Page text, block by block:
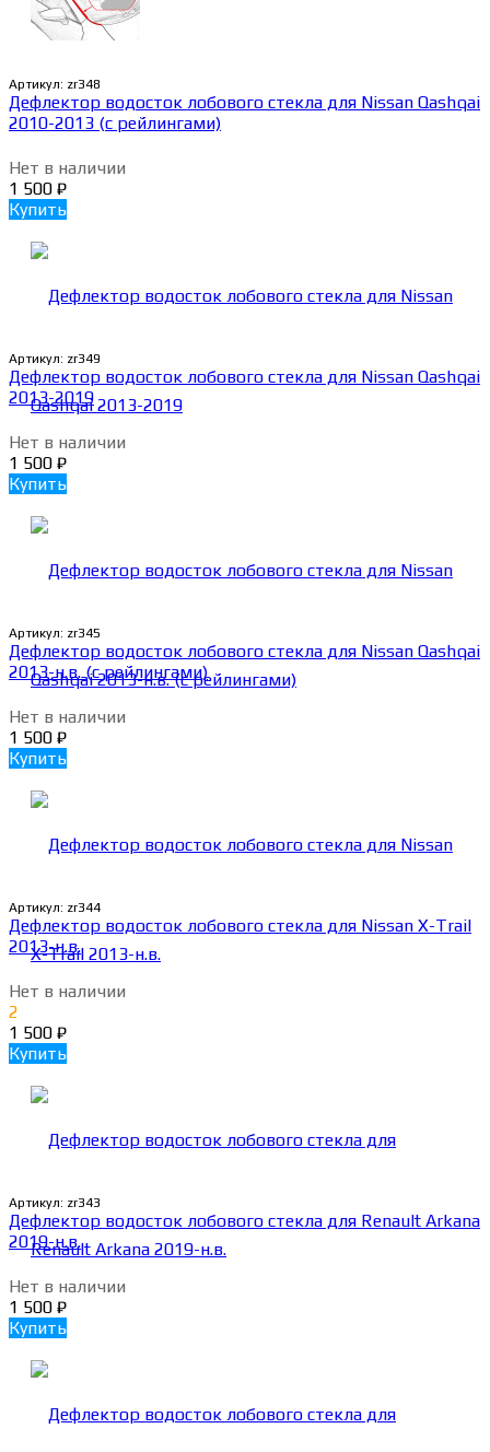
Артикул: zr348
Дефлектор водосток лобового стекла для Nissan Qashqai
2010-2013 (с рейлингами)
Нет в наличии
1 500 ₽
Купить
Артикул: zr349
Дефлектор водосток лобового стекла для Nissan Qashqai
2013-2019
Нет в наличии
1 500 ₽
Купить
Артикул: zr345
Дефлектор водосток лобового стекла для Nissan Qashqai
2013-н.в. (с рейлингами)
Нет в наличии
1 500 ₽
Купить
Артикул: zr344
Дефлектор водосток лобового стекла для Nissan X-Trail
2013-н.в.
Нет в наличии
2
1 500 ₽
Купить
Артикул: zr343
Дефлектор водосток лобового стекла для Renault Arkana
2019-н.в.
Нет в наличии
1 500 ₽
Купить